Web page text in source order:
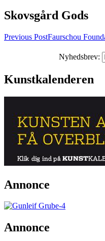
Skovsgård Gods
Post
Previous PostFaurschou
Nyhedsbrev:
Kunstkalenderen
Annonce
Annonce